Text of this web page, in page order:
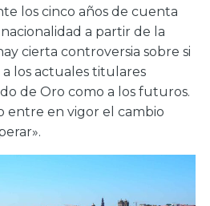
los cinco años de cuenta
a partir de la
cierta controversia sobre si
los actuales titulares
de Oro como a los futuros.
entre en vigor el cambio